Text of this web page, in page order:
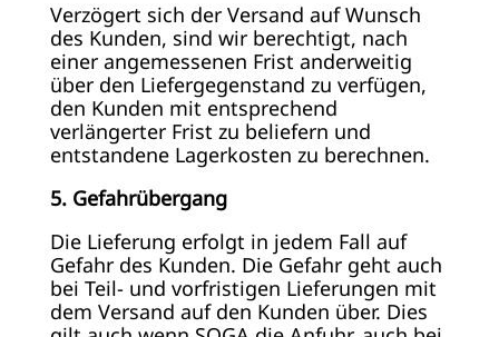
Verzögert sich der Versand auf Wunsch
des Kunden, sind wir berechtigt, nach
einer angemessenen Frist anderweitig
über den Liefergegenstand zu verfügen,
den Kunden mit entsprechend
verlängerter Frist zu beliefern und
entstandene Lagerkosten zu berechnen.
5. Gefahrübergang
Die Lieferung erfolgt in jedem Fall auf
Gefahr des Kunden. Die Gefahr geht auch
bei Teil- und vorfristigen Lieferungen mit
dem Versand auf den Kunden über. Dies